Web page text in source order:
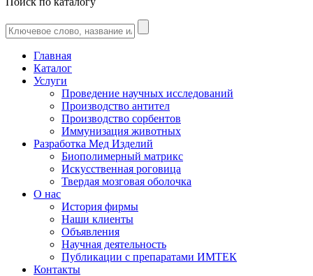
Главная
Каталог
Услуги
Проведение научных исследований
Производство антител
Производство сорбентов
Иммунизация животных
Разработка Мед Изделий
Биополимерный матрикс
Искусственная роговица
Твердая мозговая оболочка
О нас
История фирмы
Наши клиенты
Объявления
Научная деятельность
Публикации с препаратами ИМТЕК
Контакты